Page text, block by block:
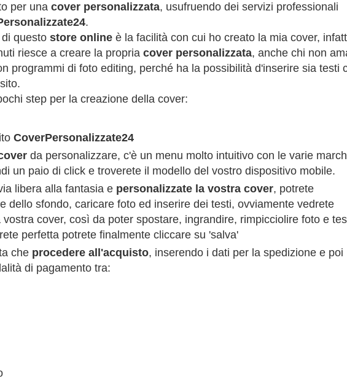
per una cover personalizzata, usufruendo dei servizi professionali
.
questostore onlineè la facilità con cui ho creato la mia cover,
riesce a creare la propriacover personalizzata, anche chi non
programmi di foto editing, perché ha la possibilità d'inserire sia testi
step per la creazione della cover:
CoverPersonalizzate24
da personalizzare, c'è un menu molto intuitivo con le varie
un paio di click e troverete il modello del vostro dispositivo mobile.
libera alla fantasia e personalizzate la vostra cover, potrete
dello sfondo, caricare foto ed inserire dei testi, ovviamente vedrete
vostra cover, così da poter spostare, ingrandire, rimpicciolire foto e
perfetta potrete finalmente cliccare su 'salva'
cheprocedere all'acquisto, inserendo i dati per la spedizione e poi
di pagamento tra: